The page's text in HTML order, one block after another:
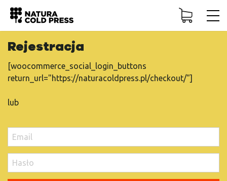
Logowanie
Nie pamiętasz hasła?
Nie masz konta?
Soki
Diety sokowe
Abonament
Bazarek
Opinie
Rejestracja
[woocommerce_social_login_buttons
return_url="https://naturacoldpress.pl/checkout/"]
lub